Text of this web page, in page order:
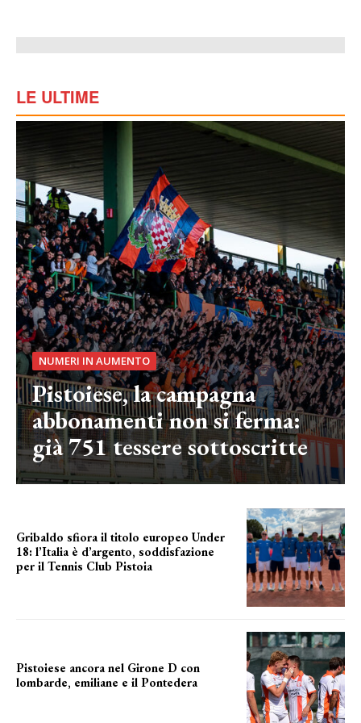
LE ULTIME
NUMERI IN AUMENTO
Pistoiese, la campagna
abbonamenti non si ferma:
già 751 tessere sottoscritte
Gribaldo sfiora il titolo europeo Under
18: l’Italia è d’argento, soddisfazione
per il Tennis Club Pistoia
Pistoiese ancora nel Girone D con
lombarde, emiliane e il Pontedera